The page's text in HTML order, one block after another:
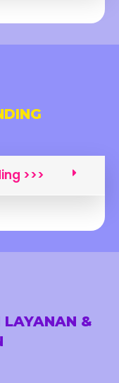
>>>
LAYANAN &